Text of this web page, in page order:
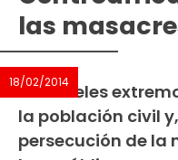
las
18/02/2014
Los niveles
la población civil
persecución de la